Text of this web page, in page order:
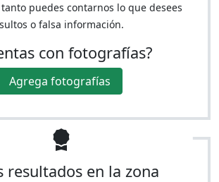
puedes contarnos lo que desees
o falsa información.
con fotografías?
Agrega fotografías
resultados en la zona